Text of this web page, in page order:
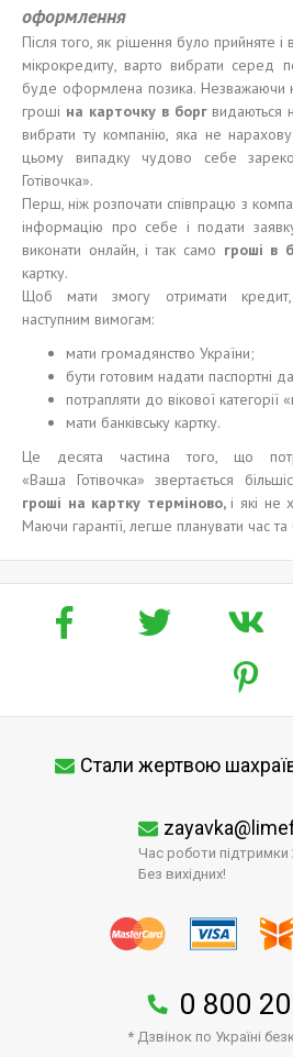
оформлення
Після того, як рішення було прийняте
мікрокредиту, варто вибрати серед
буде оформлена позика. Незважаючи
гроші на карточку в боргвидаються
вибрати ту компанію, яка не
цьому випадку чудово себе
Готівочка».
Перш, ніж розпочати співпрацю з
інформацію про себе і подати
виконати онлайн, і так само гроші в б
картку.
Щоб мати змогу отримати кредит,
наступним вимогам:
мати громадянство України;
бути готовим надати паспортні
потрапляти до вікової категорії
мати банківську картку.
Це десята частина того, що
«Ваша Готівочка» звертається
гроші на картку терміново, і які не
Маючи гарантії, легше планувати час
Стали жертвою
Час роботи підтримки
Без вихідних!
0 800
* Дзвінок по Україні